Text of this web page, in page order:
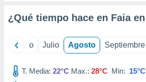
de
¿Qué tiempo hace en Faia en
Junio Julio Agosto Septiembre
T. Media: 22°C Max.: 28°C Min: 15°C